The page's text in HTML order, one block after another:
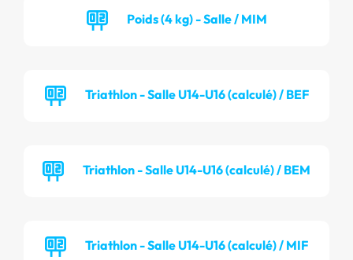
Poids (4 kg) - Salle / MIM
Triathlon - Salle U14-U16 (calculé) / BEF
Triathlon - Salle U14-U16 (calculé) / BEM
Triathlon - Salle U14-U16 (calculé) / MIF